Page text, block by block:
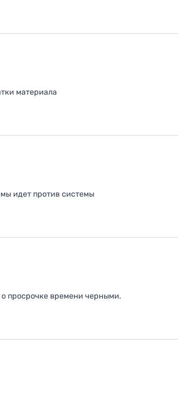
материала
идет против системы
просрочке времени черными.